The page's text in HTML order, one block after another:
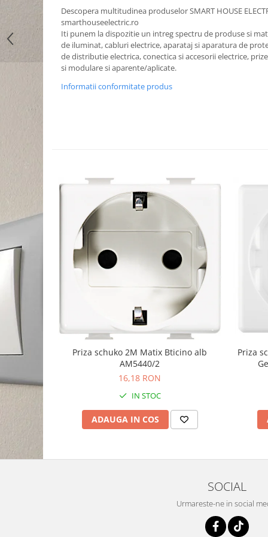
Descopera multitudinea produselor SMART HOUSE
smarthouseelectric.ro
Iti punem la dispozitie un intreg spectru de produse si
de iluminat, cabluri electrice, aparataj si aparatura de
de distributie electrica, conectica si accesorii electrice,
si modulare si aparente/aplicate.
Informatii conformitate produs
Priza schuko 2M Matix Bticino alb
AM5440/2
16,18 RON
IN STOC
ADAUGA IN COS
Priza
SOCIAL
Urmareste-ne in social